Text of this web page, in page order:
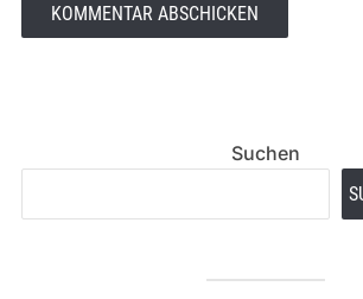
Suchen